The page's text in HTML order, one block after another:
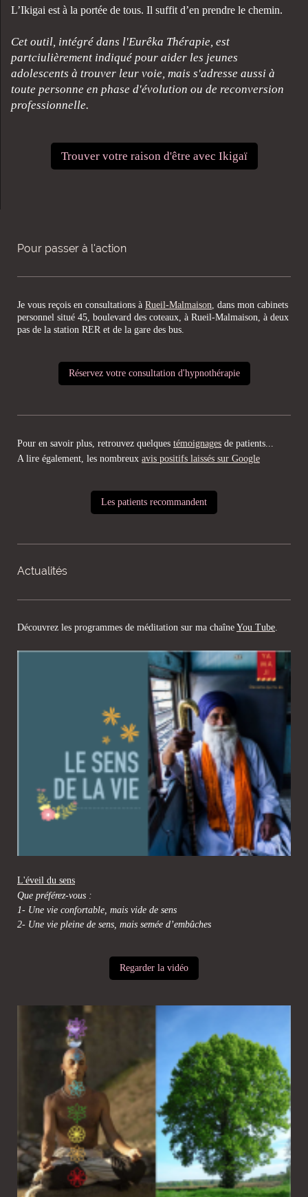
L’Ikigai est à la portée de tous. Il suffit d’en prendre le chemin.
Cet outil, intégré dans l'Eurêka Thérapie, est
partciulièrement indiqué pour aider les jeunes
adolescents à trouver leur voie, mais s'adresse aussi à
toute personne en phase d'évolution ou de reconversion
professionnelle.
Trouver votre raison d'être avec Ikigaï
Pour passer à l'action
Je vous reçois en consultations à Rueil-Malmaison, dans mon cabinets
personnel situé 45, boulevard des coteaux, à Rueil-Malmaison, à deux
pas de la station RER et de la gare des bus.
Réservez votre consultation d'hypnothérapie
Pour en savoir plus, retrouvez quelques témoignages de patients...
A lire également, les nombreux avis positifs laissés sur Google
Les patients recommandent
Actualités
Découvrez les programmes de méditation sur ma chaîne You Tube.
L'éveil du sens
Que préférez-vous :
1- Une vie confortable, mais vide de sens
2- Une vie pleine de sens, mais semée d’embûches
Regarder la vidéo